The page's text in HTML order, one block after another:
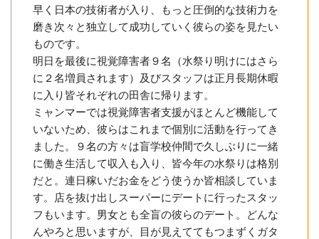
早く日本の技術者が入り、もっと圧倒的な技術力を
磨き次々と独立して成功していく彼らの姿を見たい
ものです。
明日を最後に視覚障害者９名（水祭り明けにはさら
に２名増員されます）及びスタッフは正月長期休暇
に入り皆それぞれの田舎に帰ります。
ミャンマーでは視覚障害者支援がほとんど機能して
いないため、彼らはこれまで個別に活動を行ってき
ました。９名の方々は盲学校仲間で久しぶりに一緒
に働き生活して収入も入り、皆今年の水祭りは格別
だと。連日稼いだお金をどう使うか皆相談していま
す。店を抜け出しスーパーにデートに行ったスタッ
フもいます。男女とも全盲の彼らのデート。どんな
んやろと思いますが、目が見えててもつまずくガタ